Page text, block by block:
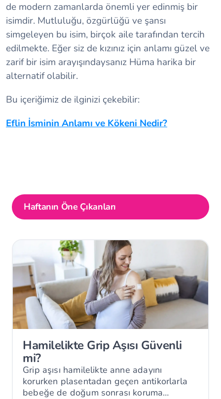
de modern zamanlarda önemli yer edinmiş bir
isimdir. Mutluluğu, özgürlüğü ve şansı
simgeleyen bu isim, birçok aile tarafından tercih
edilmekte. Eğer siz de kızınız için anlamı güzel ve
zarif bir isim arayışındaysanız Hüma harika bir
alternatif olabilir.
Bu içeriğimiz de ilginizi çekebilir:
Eflin İsminin Anlamı ve Kökeni Nedir?
Haftanın Öne Çıkanları
Hamilelikte Grip Aşısı Güvenli
mi?
Grip aşısı hamilelikte anne adayını
korurken plasentadan geçen antikorlarla
bebeğe de doğum sonrası koruma